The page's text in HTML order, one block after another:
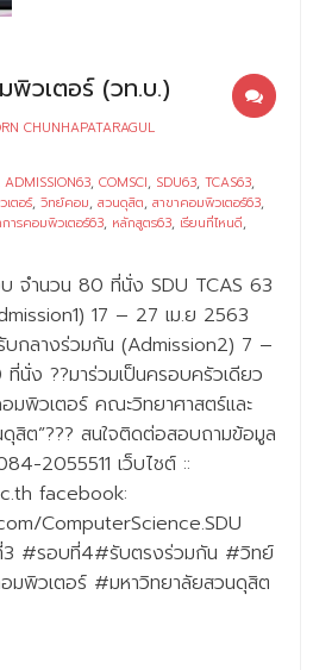
ง
อดภัย
ธารณภัย
อร์
รกิจ
าศาสตร์
พิวเตอร์ (วท.บ.)
CHUNHAPATARAGUL
ADMISSION63, COMSCI, SDU63, TCAS63,
ตอร์, วิทย์คอม, สวนดุสิต, สาขาคอมพิวเตอร์63,
ารคอมพิวเตอร์63, หลักสูตร63, เรียนที่ไหนดี,
จำนวน 80 ที่นั่ง SDU TCAS 63
17 – 27 เม.ย 2563
กลางร่วมกัน (Admission2) 7 –
ง ??มาร่วมเป็นครอบครัวเดียว
มพิวเตอร์ คณะวิทยาศาสตร์และ
สิต”??? สนใจติดต่อสอบถามข้อมูล
2055511 เว็บไชต์ ::
facebook:
ComputerScience.SDU
#รอบที่4#รับตรงร่วมกัน #วิทย์
มพิวเตอร์ #มหาวิทยาลัยสวนดุสิต